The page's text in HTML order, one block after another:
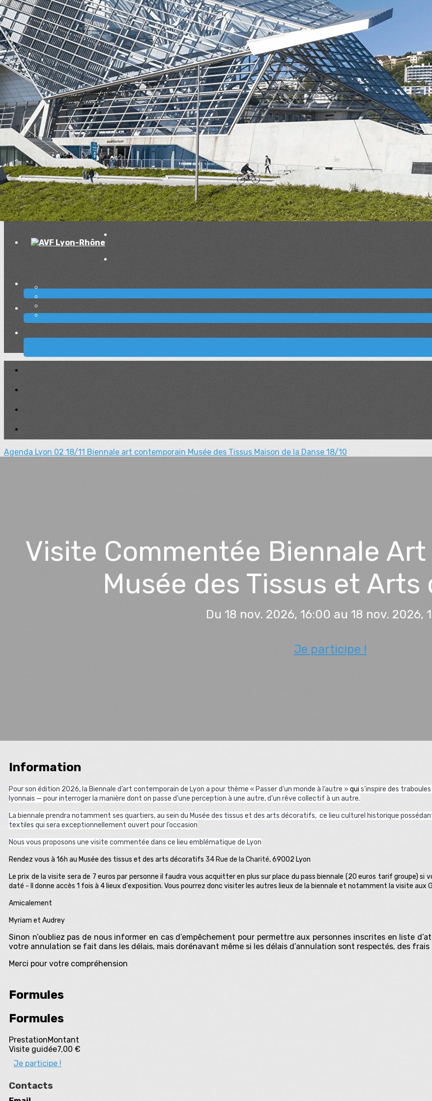
Exporter les lignes sélectionnées
Exporter toutes les colonnes
Exporter uniquement les colonnes affichées
Menu
?>
Images de la page d'accueil
Cliquez pour éditer
Ajoutez un logo, un bouton, des réseaux sociaux
Cliquez pour éditer
Agenda Lyon 02 18/11 Biennale art contemporain Musée des Tissus Maison de la Danse 18/10
Visite Commentée Biennale
Musée des Tissus et
Du 18 nov. 2026, 16:00 au 18 nov. 2026,
Je participe !
Information
Pour son édition 2026, la Biennale d’art contemporain de Lyon a pour thème « Passer d’un monde à l’autre » qui s’inspire des
lyonnais — pour interroger la manière dont on passe d’une perception à une autre, d’un rêve collectif à un autre.
La biennale prendra notamment ses quartiers, au sein du Musée des tissus et des arts décoratifs, ce lieu culturel historique
textiles qui sera exceptionnellement ouvert pour l’occasion
Nous vous proposons une visite commentée dans ce lieu emblématique de Lyon
Rendez vous à 16h au Musée des tissus et des arts décoratifs 34 Rue de la Charité,69002 Lyon
Le prix de la visite sera de 7 euros par personne il faudra vous acquitter en plus sur place du pass biennale (20 euros tarif groupe) si
daté - Il donne accès 1 fois à 4 lieux d'exposition. Vous pourrez donc visiter les autres lieux de la biennale et notamment la visite aux
Amicalement
Myriam et Audrey
Sinon n’oubliez pas de nous informer en cas d’empêchement pour permettre aux personnes inscrites en liste
votre annulation se fait dans les délais, mais dorénavant même si les délais d’annulation sont respectés, des
Merci pour votre compréhension
Formules
Formules
PrestationMontant
Visite guidée7,00 €
Je participe !
Contacts